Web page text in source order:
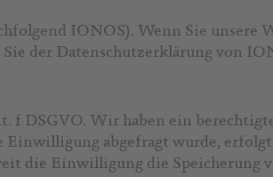
IONOS). Wenn Sie unsere
der Datenschutzerklärung von
DSGVO. Wir haben ein
abgefragt wurde,
die Einwilligung die Speicherung